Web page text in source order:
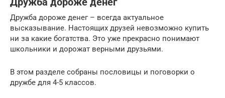
Дружба дороже денег – всегда актуальное
высказывание. Настоящих друзей невозможно купить
ни за какие богатства. Это уже прекрасно понимают
школьники и дорожат верными друзьями.
В этом разделе собраны пословицы и поговорки о
дружбе для 4-5 классов.